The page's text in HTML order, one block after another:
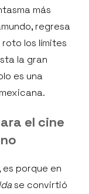
más
regresa
los límites
la gran
es una
el cine
es porque en
se convirtió